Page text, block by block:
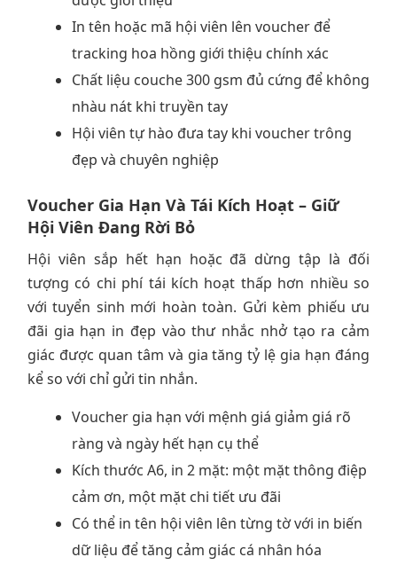
In tên hoặc mã hội viên lên voucher để
tracking hoa hồng giới thiệu chính xác
Chất liệu couche 300 gsm đủ cứng để không
nhàu nát khi truyền tay
Hội viên tự hào đưa tay khi voucher trông
đẹp và chuyên nghiệp
Voucher Gia Hạn Và Tái Kích Hoạt – Giữ
Hội Viên Đang Rời Bỏ
Hội viên sắp hết hạn hoặc đã dừng tập là đối
tượng có chi phí tái kích hoạt thấp hơn nhiều so
với tuyển sinh mới hoàn toàn. Gửi kèm phiếu ưu
đãi gia hạn in đẹp vào thư nhắc nhở tạo ra cảm
giác được quan tâm và gia tăng tỷ lệ gia hạn đáng
kể so với chỉ gửi tin nhắn.
Voucher gia hạn với mệnh giá giảm giá rõ
ràng và ngày hết hạn cụ thể
Kích thước A6, in 2 mặt: một mặt thông điệp
cảm ơn, một mặt chi tiết ưu đãi
Có thể in tên hội viên lên từng tờ với in biến
dữ liệu để tăng cảm giác cá nhân hóa